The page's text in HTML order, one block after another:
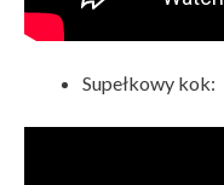
Supełkowy kok: